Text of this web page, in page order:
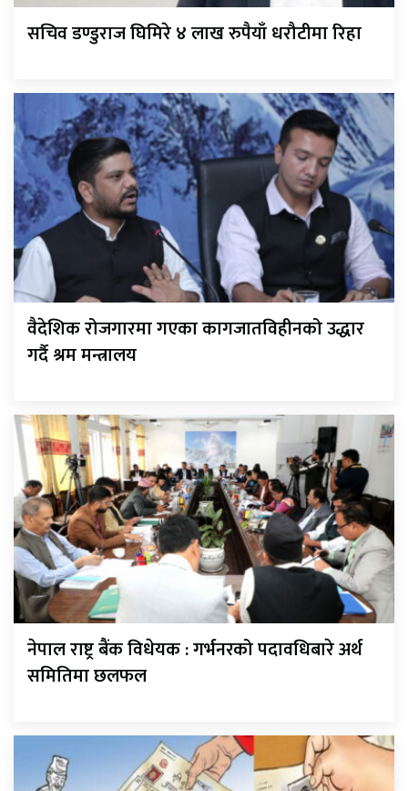
सचिव डण्डुराज घिमिरे ४ लाख रुपैयाँ धरौटीमा रिहा
वैदेशिक रोजगारमा गएका कागजातविहीनको उद्धार
गर्दै श्रम मन्त्रालय
नेपाल राष्ट्र बैंक विधेयक : गर्भनरको पदावधिबारे अर्थ
समितिमा छलफल